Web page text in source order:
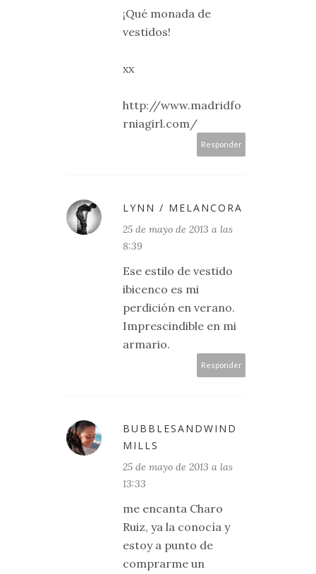
¡Qué monada de
vestidos!
xx
http://www.madridfo
rniagirl.com/
Responder
LYNN / MELANCORA
25 de mayo de 2013 a las
8:39
Ese estilo de vestido
ibicenco es mi
perdición en verano.
Imprescindible en mi
armario.
Responder
BUBBLESANDWIND
MILLS
25 de mayo de 2013 a las
13:33
me encanta Charo
Ruiz, ya la conocía y
estoy a punto de
comprarme un